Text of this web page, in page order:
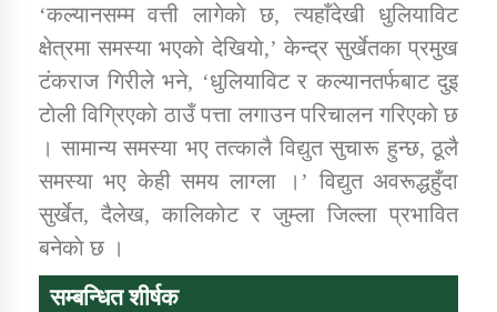
सामाजिक बिकास कार्यालय जुम्लाकाे सुचना
‘कल्यानसम्म वत्ती लागेकाे छ, त्यहाँदेखी धुलियाविट
क्षेत्रमा समस्या भएकाे देखियाे,’ केन्द्र सुर्खेतका प्रमुख
टंकराज गिरीले भने, ‘धुलियाविट र कल्यानतर्फबाट दुइ
टाेली विग्रिएकाे ठाउँ पत्ता लगाउन परिचालन गरिएकाे छ
। सामान्य समस्या भए तत्कालै विद्युत सुचारू हुन्छ, ठूलै
समस्या भए केही समय लाग्ला ।’ विद्युत अवरूद्धहुँदा
सुर्खेत, दैलेख, कालिकाेट र जुम्ला जिल्ला प्रभावित
बनेकाे छ ।
सम्बन्धित शीर्षक